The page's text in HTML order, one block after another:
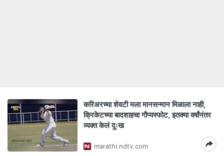
करिअरच्या शेवटी मला मानसन्मान मिळाला नाही,
क्रिकेटच्या बादशाहचा गौप्यस्फोट, इतक्या वर्षांनंतर
व्यक्त केलं दुःख
marathi.ndtv.com